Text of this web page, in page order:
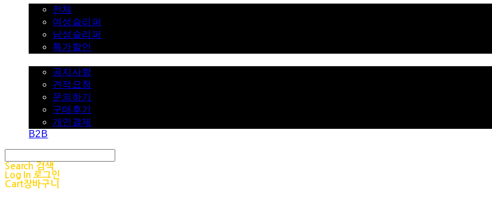
전체
여성슬리퍼
남성슬리퍼
특가할인
공지사항
견적요청
문의하기
구매후기
개인결제
B2B
Search 검색
Log In 로그인
Cart장바구니